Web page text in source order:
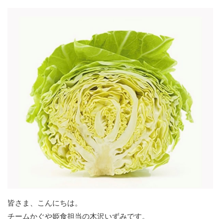
皆さま、こんにちは。
チームかぐや姫食担当の木沢いずみです。